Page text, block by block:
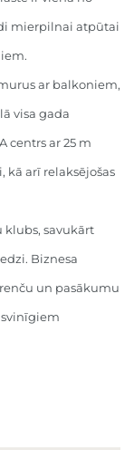
mierpilnai atpūtai
ar balkoniem,
visa gada
centrs ar 25 m
kā arī relaksējošas
savukārt
Biznesa
un pasākumu